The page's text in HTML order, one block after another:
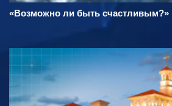
«Возможно ли быть счастливым?»